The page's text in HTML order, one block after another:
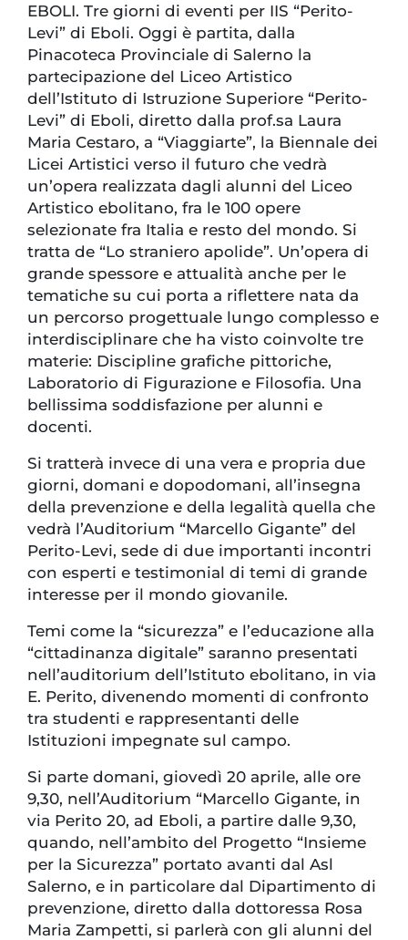
EBOLI. Tre giorni di eventi per IIS “Perito-
Levi” di Eboli. Oggi è partita, dalla
Pinacoteca Provinciale di Salerno la
partecipazione del Liceo Artistico
dell’Istituto di Istruzione Superiore “Perito-
Levi” di Eboli, diretto dalla prof.sa Laura
Maria Cestaro, a “Viaggiarte”, la Biennale dei
Licei Artistici verso il futuro che vedrà
un’opera realizzata dagli alunni del Liceo
Artistico ebolitano, fra le 100 opere
selezionate fra Italia e resto del mondo. Si
tratta de “Lo straniero apolide”. Un’opera di
grande spessore e attualità anche per le
tematiche su cui porta a riflettere nata da
un percorso progettuale lungo complesso e
interdisciplinare che ha visto coinvolte tre
materie: Discipline grafiche pittoriche,
Laboratorio di Figurazione e Filosofia. Una
bellissima soddisfazione per alunni e
docenti.
Si tratterà invece di una vera e propria due
giorni, domani e dopodomani, all’insegna
della prevenzione e della legalità quella che
vedrà l’Auditorium “Marcello Gigante” del
Perito-Levi, sede di due importanti incontri
con esperti e testimonial di temi di grande
interesse per il mondo giovanile.
Temi come la “sicurezza” e l’educazione alla
“cittadinanza digitale” saranno presentati
nell’auditorium dell’Istituto ebolitano, in via
E. Perito, divenendo momenti di confronto
tra studenti e rappresentanti delle
Istituzioni impegnate sul campo.
Si parte domani, giovedì 20 aprile, alle ore
9,30, nell’Auditorium “Marcello Gigante, in
via Perito 20, ad Eboli, a partire dalle 9,30,
quando, nell’ambito del Progetto “Insieme
per la Sicurezza” portato avanti dal Asl
Salerno, e in particolare dal Dipartimento di
prevenzione, diretto dalla dottoressa Rosa
Maria Zampetti, si parlerà con gli alunni del